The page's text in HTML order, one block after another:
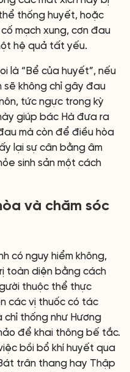
thể thống huyết, hoặc
mạch xung, cơn đau
hệ quả tất yếu.
là “Bể của huyết”, nếu
sẽ không chỉ gây đau
tức ngực trong kỳ
giúp bác Hà đưa ra
mà còn để điều hòa
lại sự cân bằng âm
sinh sản một cách
và chăm sóc
có nguy hiểm không,
toàn diện bằng cách
thuộc thể thực
các vị thuốc có tác
chỉ thống như Hương
để khai thông bế tắc.
bồi bổ khí huyết qua
trân thang hay Thập